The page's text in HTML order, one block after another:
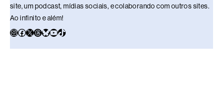
site, um podcast, mídias sociais, e colaborando com outros sites.
Ao infinito e além!